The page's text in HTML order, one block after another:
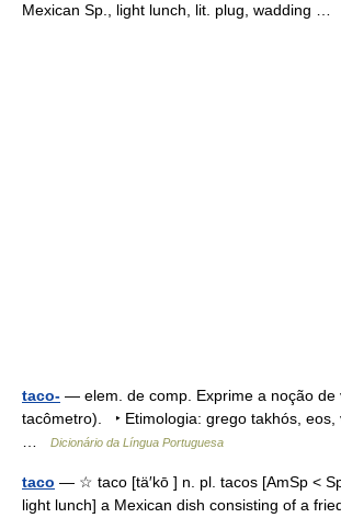
Mexican Sp., light lunch, lit. plug, wadding …
taco- — elem. de comp. Exprime a noção de
tacômetro). ‣ Etimologia: grego takhós, eos,
Dicionário da Língua Portuguesa
taco — ☆ taco [tä′kō ] n. pl. tacos [AmSp <
light lunch] a Mexican dish consisting of a